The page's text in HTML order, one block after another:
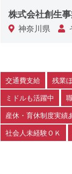
株式会社創生
神奈川県
交通費支給 残業
ミドルも活躍中
産休・育休制度実績
社会人未経験ＯＫ